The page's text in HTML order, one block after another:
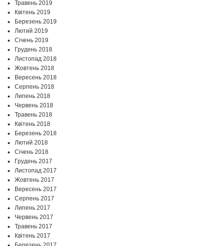
Травень 2019
Квітень 2019
Березень 2019
Лютий 2019
Січень 2019
Грудень 2018
Листопад 2018
Жовтень 2018
Вересень 2018
Серпень 2018
Липень 2018
Червень 2018
Травень 2018
Квітень 2018
Березень 2018
Лютий 2018
Січень 2018
Грудень 2017
Листопад 2017
Жовтень 2017
Вересень 2017
Серпень 2017
Липень 2017
Червень 2017
Травень 2017
Квітень 2017